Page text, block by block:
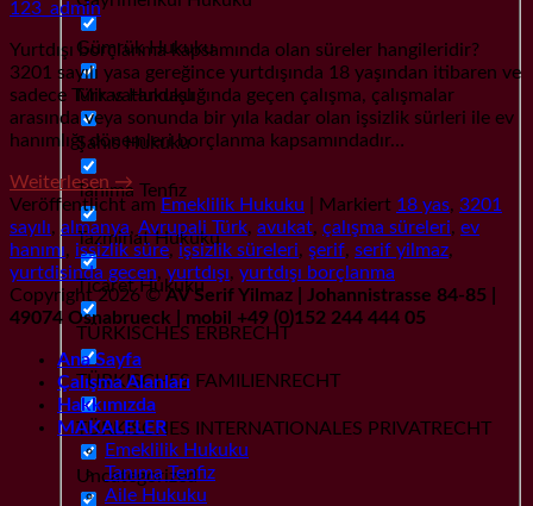
Gümrük Hukuku
Miras Hukuku
Şahıs Hukuku
Tanıma Tenfiz
Tazminat Hukuku
Ticaret Hukuku
TÜRKISCHES ERBRECHT
TÜRKISCHES FAMILIENRECHT
TÜRKISCHES INTERNATIONALES PRIVATRECHT
Uncategorized
123_admin
Yurtdışı borçlanma kapsamında olan süreler hangileridir?
3201 sayılı yasa gereğince yurtdışında 18 yaşından itibaren ve
sadece Türk vatandaşlığında geçen çalışma, çalışmalar
arasında veya sonunda bir yıla kadar olan işsizlik sürleri ile ev
hanımlığı dönemleri borçlanma kapsamındadır…
Weiterlesen →
Veröffentlicht am Emeklilik Hukuku Markiert 18 yas, 3201
sayılı, almanya, Avrupali Türk, avukat, çalışma süreleri, ev
hanımı, issizlik süre,işsizlik süreleri, şerif, serif yilmaz,
yurtdisinda gecen, yurtdışı, yurtdışı borçlanma
Copyright 2026 ©AV Serif Yilmaz | Johannistrasse 84-85 |
49074 Osnabrueck | mobil +49 (0)152 244 444 05
Ana Sayfa
Çalışma Alanları
Hakkımızda
MAKALELER
Emeklilik Hukuku
Tanıma Tenfiz
Aile Hukuku